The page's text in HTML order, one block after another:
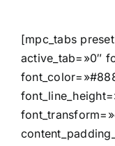
[mpc_tabs
active_tab=»0″